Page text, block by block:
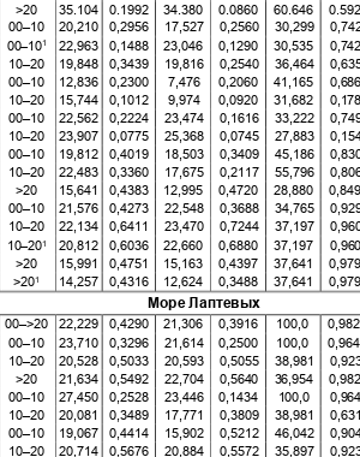
>20 35.104 0.1992
34.380 0.0860 60.646
00–10 20,210
0,2956 17,527 0,2560 30,299
00–101 22,963 0,1488 23,046 0,1290 30,535
10–20 19,848
0,3439 19,816 0,2540 36,464
00–10 12,836
0,2300 7,476 0,2060
41,165
10–20 15,744
0,1012 9,974 0,0920
31,682
00–10 22,562
0,2224 23,474 0,1616 33,222
10–20 23,907
0,0775 25,368 0,0745 27,883
00–10 19,812
0,4019 18,503 0,3409 45,186
10–20 22,483
0,3360 17,675 0,2117 55,796
>20 15,641 0,4383
12,995 0,4720 28,880
00–10 21,576
0,4273 22,548 0,3688 34,765
10–20 22,134
0,6411 23,470 0,7244 37,197
10–201 20,812 0,6036 22,660 0,6880 37,197
>20 15,991 0,4751
15,163 0,4397 37,641
>201 14,257 0,4316 12,624 0,3488 37,641
Море Лаптевых
00–>20 22,229 0,4290
21,306 0,3916
00–10 23,710
0,3296 21,614 0,2500
100,0
100,0
10–20 20,528
0,5033 20,593 0,5055 38,981
>20 21,634
0,5492 22,704 0,5640 36,954
00–10 27,450
0,2528 23,446 0,1434 100,0
10–20 20,081
0,3489 17,771 0,3809 38,981
00–10 19,067
0,4414 15,902 0,5212 46,042
10–20 20,714
0,5676 20,884 0,5572 35,897